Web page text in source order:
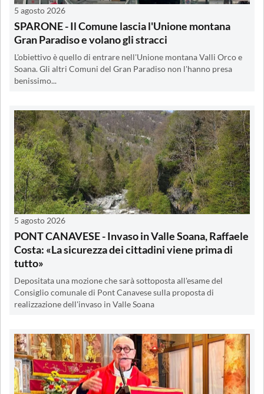
5 agosto 2026
SPARONE - Il Comune lascia l'Unione montana
Gran Paradiso e volano gli stracci
L'obiettivo è quello di entrare nell'Unione montana Valli Orco e
Soana. Gli altri Comuni del Gran Paradiso non l'hanno presa
benissimo...
5 agosto 2026
PONT CANAVESE - Invaso in Valle Soana, Raffaele
Costa: «La sicurezza dei cittadini viene prima di
tutto»
Depositata una mozione che sarà sottoposta all'esame del
Consiglio comunale di Pont Canavese sulla proposta di
realizzazione dell'invaso in Valle Soana